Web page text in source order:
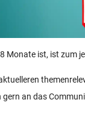
Monate ist, ist zum
gern an das